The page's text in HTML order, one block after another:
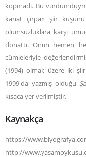
kopmadı. Bu
kanat çırpan şiir
olumsuzluklara karşı
donattı. Onun hemen
cümleleriyle
(1994) olmak üzere iki
1999'da yazmış olduğu
kısaca yer verilmiştir.
Kaynakça
https://
http://